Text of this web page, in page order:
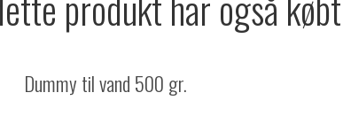
Dummy til vand 500 gr.